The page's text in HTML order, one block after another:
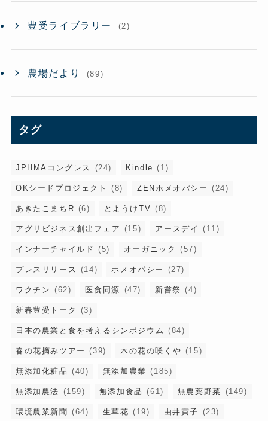
豊受ライブラリー (2)
農場だより (89)
タグ
JPHMAコングレス (24) Kindle (1)
OKシードプロジェクト (8) ZENホメオパシー (24)
あきたこまちR (6) とようけTV (8)
アグリビジネス創出フェア (15) アースデイ (11)
インナーチャイルド (5) オーガニック (57)
プレスリリース (14) ホメオパシー (27)
ワクチン (62) 医食同源 (47) 新嘗祭 (4)
新春豊受トーク (3)
日本の農業と食を考えるシンポジウム (84)
春の花摘みツアー (39) 木の花の咲くや (15)
無添加化粧品 (40) 無添加農業 (185)
無添加農法 (159) 無添加食品 (61) 無農薬野菜 (149)
環境農業新聞 (64) 生草花 (19) 由井寅子 (23)